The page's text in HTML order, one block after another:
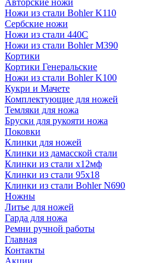
Авторские ножи
Ножи из стали Bohler K110
Сербские ножи
Ножи из стали 440С
Ножи из стали Bohler M390
Кортики
Кортики Генеральские
Ножи из стали Bohler K100
Кукри и Мачете
Комплектующие для ножей
Темляки для ножа
Бруски для рукояти ножа
Поковки
Клинки для ножей
Клинки из дамасской стали
Клинки из стали х12мф
Клинки из стали 95х18
Клинки из стали Bohler N690
Ножны
Литье для ножей
Гарда для ножа
Ремни ручной работы
Главная
Контакты
Акции